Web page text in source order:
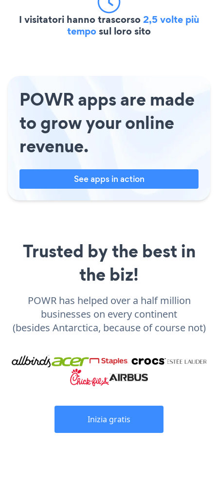
I visitatori hanno trascorso2,5 volte più
temposul loro sito
POWR apps are made
to grow your online
revenue.
See apps in action
Trusted by the best in
the biz!
POWR has helped over a half million
businesses on every continent
(besides Antarctica, because of course not)
Inizia gratis